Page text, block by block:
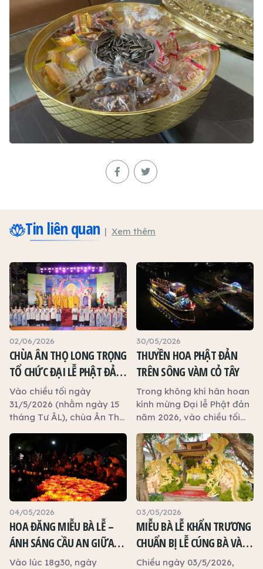
Tin liên quan Xem thêm
02/06/2026
CHÙA ÂN THỌ LONG TRỌNG
TỔ CHỨC ĐẠI LỄ PHẬT ĐẢN
NĂM 2026
Vào chiều tối ngày
31/5/2026 (nhằm ngày 15
tháng Tư ÂL), chùa Ân Thọ
Ninh) đã long trọng tổ
chức Đại lễ Phật đản năm
2026 trong không khí
trang nghiêm, hoan hỷ và
thắm tình đạo vị.
30/05/2026
THUYỀN HOA PHẬT ĐẢN
TRÊN SÔNG VÀM CỎ TÂY
Trong không khí hân hoan
kính mừng Đại lễ Phật đản
năm 2026, vào chiều tối
ngày 13 tháng Tư ÂL),
chương trình Thuyền hoa
Phật đản đã được trọng
thể khai mạc trên Du
thuyền Tây Ninh, xuôi
dòng sông Vàm Cỏ Tây từ
cầu Tân An đến cầu Vàm
Cỏ Tây, thuộc phường
Long An, tỉnh Tây Ninh.
Đêm cuối là 15 tháng Tư
04/05/2026
HOA ĐĂNG MIỄU BÀ LỄ –
ÁNH SÁNG CẦU AN GIỮA
LÒNG QUÊ HƯƠNG
Vào lúc 18g30, ngày
03/05/2026
MIỄU BÀ LỄ KHẨN TRƯƠNG
CHUẨN BỊ LỄ CÚNG BÀ VÀ
KỲ AN
Chiều ngày 03/5/2026,